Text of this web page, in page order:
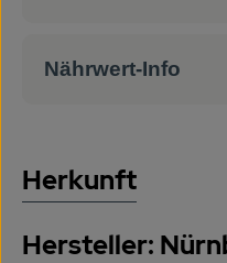
Nährwert-Info
Herkunft
Hersteller: